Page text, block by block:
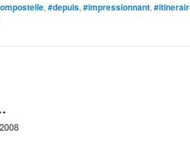
, #depuis, #impressionnant,